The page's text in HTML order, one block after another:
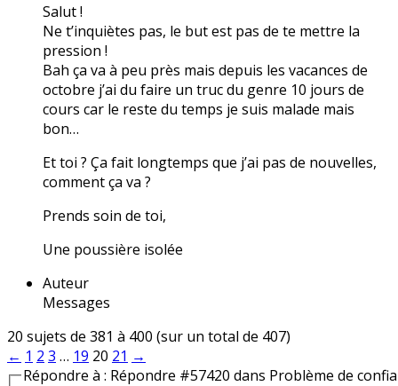
Salut !
Ne t’inquiètes pas, le but est pas de te mettre la
pression !
Bah ça va à peu près mais depuis les vacances de
octobre j’ai du faire un truc du genre 10 jours de
cours car le reste du temps je suis malade mais
bon…
Et toi ? Ça fait longtemps que j’ai pas de nouvelles,
comment ça va ?
Prends soin de toi,
Une poussière isolée
Auteur
Messages
20 sujets de 381 à 400 (sur un total de 407)
← 1 2 3 … 19 20 21 →
Répondre à : Répondre #57420 dans Problème de